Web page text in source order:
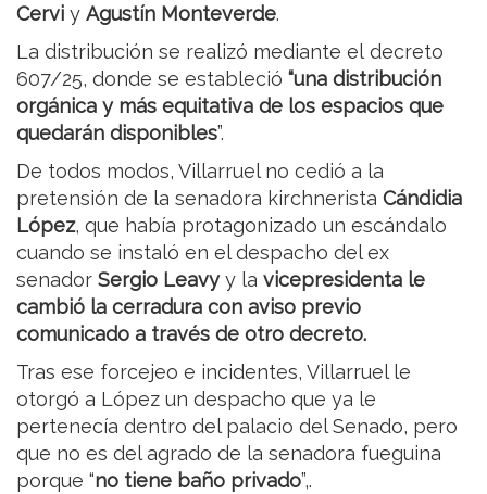
Cervi y Agustín Monteverde.
La distribución se realizó mediante el decreto
607/25, donde se estableció “una distribución
orgánica y más equitativa de los espacios que
quedarán disponibles”.
De todos modos, Villarruel no cedió a la
pretensión de la senadora kirchnerista Cándidia
López, que había protagonizado un escándalo
cuando se instaló en el despacho del ex
senador Sergio Leavyy la vicepresidenta le
cambió la cerradura con aviso previo
comunicado a través de otro decreto.
Tras ese forcejeo e incidentes, Villarruel le
otorgó a López un despacho que ya le
pertenecía dentro del palacio del Senado, pero
que no es del agrado de la senadora fueguina
porque “no tiene baño privado”,.